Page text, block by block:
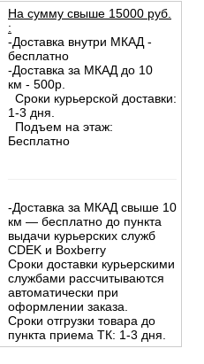
На сумму свыше 15000 руб.
:
-Доставка внутри МКАД -
бесплатно
-Доставка за МКАД до 10
км - 500р.
Сроки курьерской доставки:
1-3 дня.
Подъем на этаж:
Бесплатно
-Доставка за МКАД свыше 10
км — бесплатно до пункта
выдачи курьерских служб
CDEK и Boxberry
Сроки доставки курьерскими
службами рассчитываются
автоматически при
оформлении заказа.
Сроки отгрузки товара до
пункта приема ТК: 1-3 дня.